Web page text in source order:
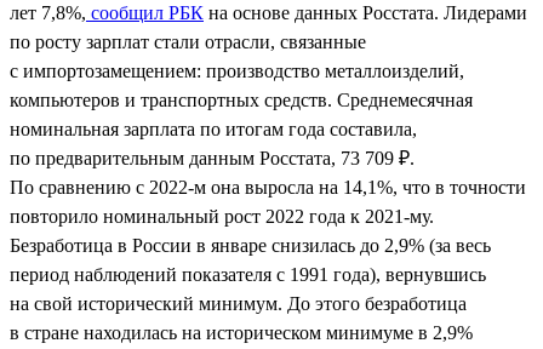
лет 7,8%, сообщил РБК на основе данных Росстата. Лидерами
по росту зарплат стали отрасли, связанные
с импортозамещением: производство металлоизделий,
компьютеров и транспортных средств. Среднемесячная
номинальная зарплата по итогам года составила,
по предварительным данным Росстата, 73 709 ₽.
По сравнению с 2022-м она выросла на 14,1%, что в точности
повторило номинальный рост 2022 года к 2021-му.
Безработица в России в январе снизилась до 2,9% (за весь
период наблюдений показателя с 1991 года), вернувшись
на свой исторический минимум. До этого безработица
в стране находилась на историческом минимуме в 2,9%